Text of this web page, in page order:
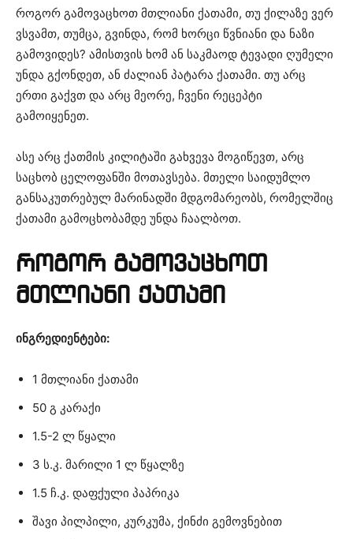
როგორ გამოვაცხოთ მთლიანი ქათამი, თუ ქილაზე ვერ
ვსვამთ, თუმცა, გვინდა, რომ ხორცი წვნიანი და ნაზი
გამოვიდეს? ამისთვის ხომ ან საკმაოდ ტევადი ღუმელი
უნდა გქონდეთ, ან ძალიან პატარა ქათამი. თუ არც
ერთი გაქვთ და არც მეორე, ჩვენი რეცეპტი
გამოიყენეთ.
ასე არც ქათმის კილიტაში გახვევა მოგიწევთ, არც
საცხობ ცელოფანში მოთავსება. მთელი საიდუმლო
განსაკუთრებულ მარინადში მდგომარეობს, რომელშიც
ქათამი გამოცხობამდე უნდა ჩაალბოთ.
როგორ გამოვაცხოთ
მთლიანი ქათამი
ინგრედიენტები:
1 მთლიანი ქათამი
50 გ კარაქი
1.5-2 ლ წყალი
3 ს.კ. მარილი 1 ლ წყალზე
1.5 ჩ.კ. დაფქული პაპრიკა
შავი პილპილი, კურკუმა, ქინძი გემოვნებით